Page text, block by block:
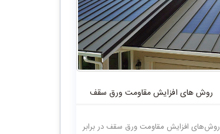
روش های افزایش مقاومت ورق سقف
روش‌های افزایش مقاومت ورق سقف در برابر